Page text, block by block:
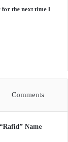
for the next time I
Comments
(“Rafid” Name